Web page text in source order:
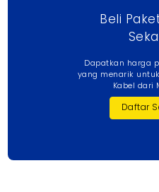
Beli
Dapatkan harga
yang menarik
Kabel dari
Daftar